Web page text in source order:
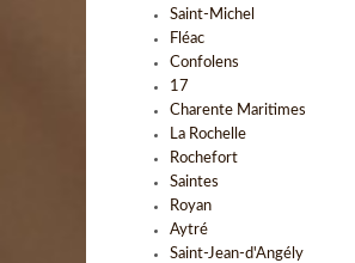
Saint-Michel
Fléac
Confolens
17
Charente Maritimes
La Rochelle
Rochefort
Saintes
Royan
Aytré
Saint-Jean-d'Angély